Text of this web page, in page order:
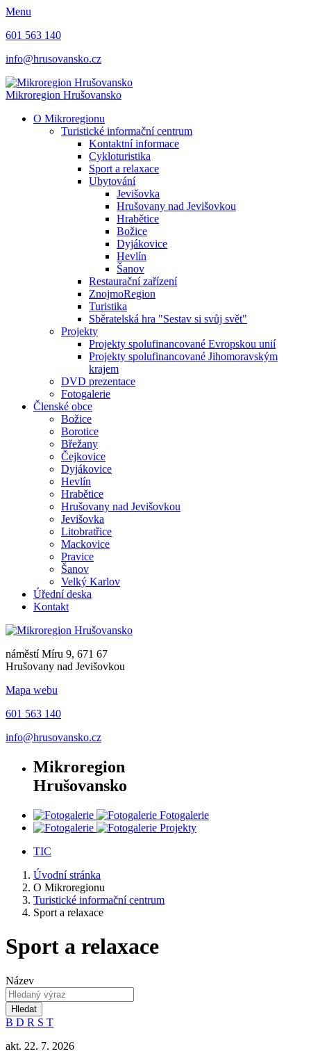
Menu
601 563 140
info@hrusovansko.cz
Mikroregion Hrušovansko
O Mikroregionu
Turistické informační centrum
Kontaktní informace
Cykloturistika
Sport a relaxace
Ubytování
Jevišovka
Hrušovany nad Jevišovkou
Hrabětice
Božice
Dyjákovice
Hevlín
Šanov
Restaurační zařízení
ZnojmoRegion
Turistika
Sběratelská hra "Sestav si svůj svět"
Projekty
Projekty spolufinancované Evropskou unií
Projekty spolufinancované Jihomoravským
krajem
DVD prezentace
Fotogalerie
Členské obce
Božice
Borotice
Břežany
Čejkovice
Dyjákovice
Hevlín
Hrabětice
Hrušovany nad Jevišovkou
Jevišovka
Litobratřice
Mackovice
Pravice
Šanov
Velký Karlov
Úřední deska
Kontakt
náměstí Míru 9, 671 67
Hrušovany nad Jevišovkou
Mapa webu
601 563 140
info@hrusovansko.cz
Mikroregion
Hrušovansko
Fotogalerie
Projekty
TIC
Úvodní stránka
O Mikroregionu
Turistické informační centrum
Sport a relaxace
Sport a relaxace
Název
Hledat
B D R S T
akt. 22. 7. 2026